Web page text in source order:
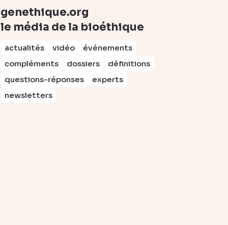
genethique.org
le média de la bioéthique
actualités vidéo
événements
compléments
dossiers
définitions
questions-réponses
experts
newsletters